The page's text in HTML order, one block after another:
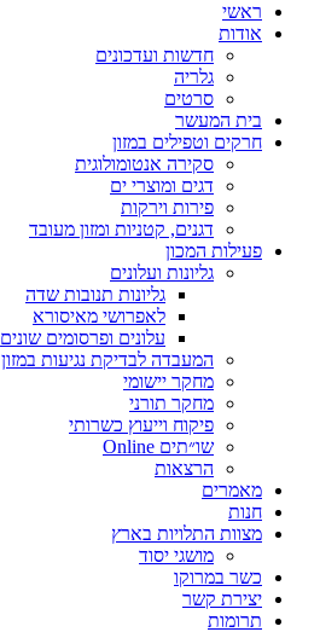
ראשי
אודות
חדשות ועדכונים
גלריה
סרטים
בית המעשר
חרקים וטפילים במזון
סקירה אנטומולוגית
דגים ומוצרי ים
פירות וירקות
דגנים, קטניות ומזון מעובד
פעילות המכון
גליונות ועלונים
גליונות תנובות שדה
לאפרושי מאיסורא
עלונים ופרסומים שונים
המעבדה לבדיקת נגיעות במזון
מחקר יישומי
מחקר תורני
פיקוח וייעוץ כשרותי
שו״תים Online
הרצאות
מאמרים
חנות
מצוות התלויות בארץ
מושגי יסוד
כשר במרוקו
יצירת קשר
תרומות